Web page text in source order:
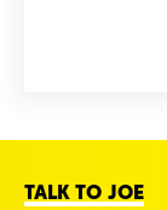
TALK TO JOE